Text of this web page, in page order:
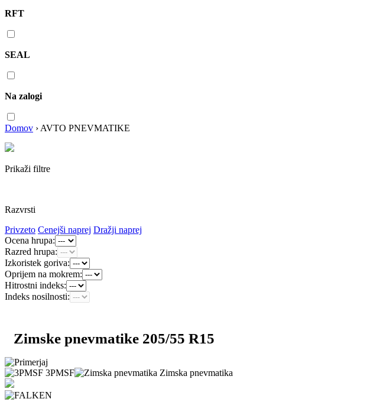
RFT
SEAL
Na zalogi
Domov › AVTO PNEVMATIKE
Prikaži filtre
Razvrsti
Privzeto Cenejši naprej Dražji naprej
Ocena hrupa:
Razred hrupa:
Izkoristek goriva:
Oprijem na mokrem:
Hitrostni indeks:
Indeks nosilnosti:
Zimske pnevmatike 205/55 R15
3PMSF Zimska pnevmatika